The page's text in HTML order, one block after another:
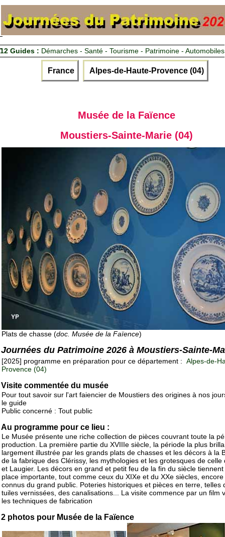
12 Guides : Démarches - Santé - Tourisme - Patrimoine - Automobiles
France Alpes-de-Haute-Provence (04)
Musée de la Faïence
Moustiers-Sainte-Marie (04)
Plats de chasse (doc. Musée de la Faïence)
Journées du Patrimoine 2026 à Moustiers-Sainte-
[2025] programme en préparation pour ce département : Alpes-de-
Provence (04)
Visite commentée du musée
Pour tout savoir sur l'art faiencier de Moustiers des origines à nos
le guide
Public concerné : Tout public
Au programme pour ce lieu :
Le Musée présente une riche collection de pièces couvrant toute la
production. La première partie du XVIIIe siècle, la période la plus
largement illustrée par les grands plats de chasses et les décors à la
de la fabrique des Clérissy, les mythologies et les grotesques de celle
et Laugier. Les décors en grand et petit feu de la fin du siècle
place importante, tout comme ceux du XIXe et du XXe siècles,
connus du grand public. Poteries historiques et pièces en terre, telles
tuiles vernissées, des canalisations... La visite commence par un film
les techniques de fabrication
2 photos pour Musée de la Faïence